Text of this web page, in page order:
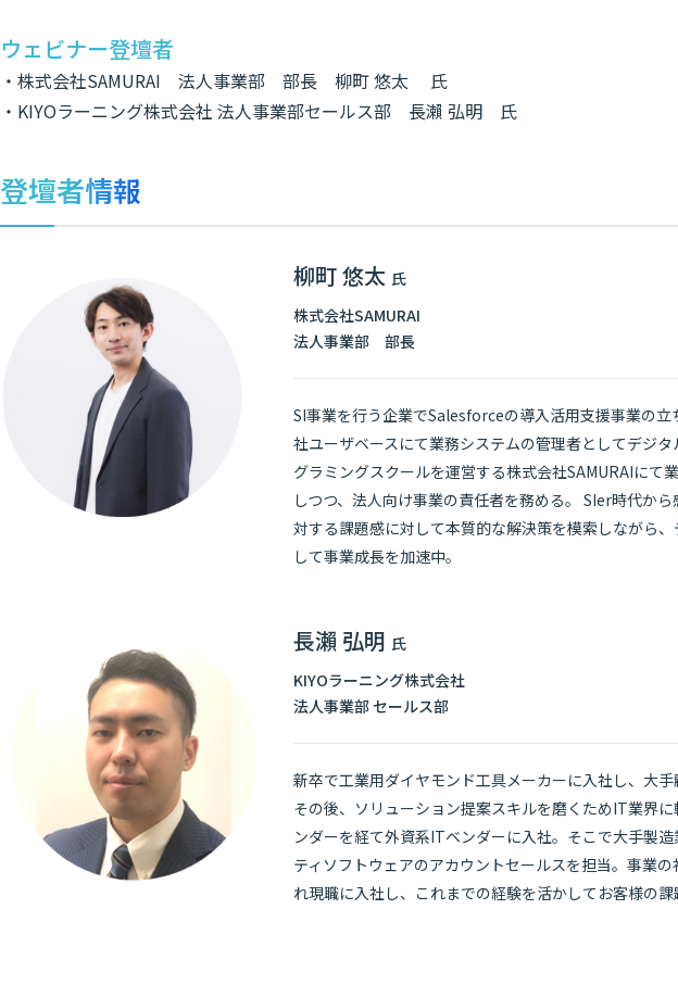
ウェビナー登壇者
・株式会社SAMURAI 法人事業部 部長 柳町 悠太 氏
・KIYOラーニング株式会社 法人事業部セールス部 長瀨 弘明 氏
登壇者情報
柳町 悠太 氏
株式会社SAMURAI
法人事業部 部長
SI事業を行う企業でSalesforceの導入活用支援事業の
社ユーザベースにて業務システムの管理者としてデジ
グラミングスクールを運営する株式会社SAMURAIにて
しつつ、法人向け事業の責任者を務める。 SIer時代か
対する課題感に対して本質的な解決策を模索しながら
して事業成長を加速中。
長瀨 弘明 氏
KIYOラーニング株式会社
法人事業部 セールス部
新卒で工業用ダイヤモンド工具メーカーに入社し、大
その後、ソリューション提案スキルを磨くためIT業界
ンダーを経て外資系ITベンダーに入社。そこで大手製
ティソフトウェアのアカウントセールスを担当。事業
れ現職に入社し、これまでの経験を活かしてお客様の